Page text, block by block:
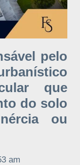
pelo
que
do solo
ou
am